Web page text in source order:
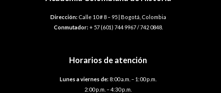
Dirección:Calle 10 # 8 – 95 | Bogotá, Colombia
Conmutador:+ 57 (601) 744 9967 / 742 0848.
Horarios de atención
Lunes a viernes de: 8:00 a.m. – 1:00 p.m.
2:00 p.m. – 4:30 p.m.